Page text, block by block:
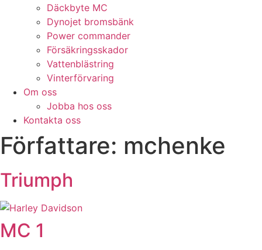
Däckbyte MC
Dynojet bromsbänk
Power commander
Försäkringsskador
Vattenblästring
Vinterförvaring
Om oss
Jobba hos oss
Kontakta oss
Författare: mchenke
Triumph
MC 1